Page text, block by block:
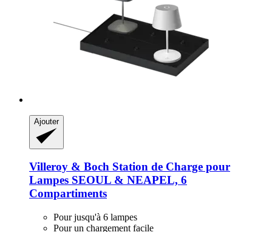
Ajouter
Villeroy & Boch Station de Charge pour
Lampes SEOUL & NEAPEL, 6
Compartiments
Pour jusqu'à 6 lampes
Pour un chargement facile